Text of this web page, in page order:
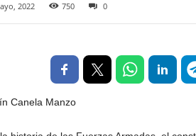
2022 750 0
Canela Manzo